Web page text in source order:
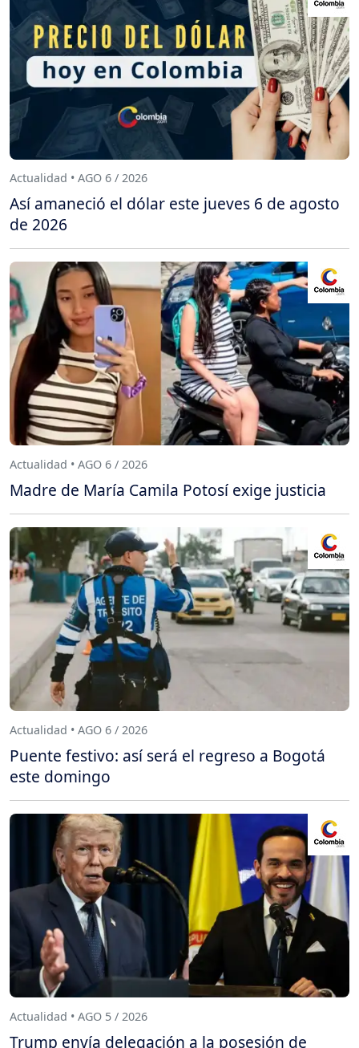
Actualidad • AGO 6 / 2026
Así amaneció el dólar este jueves 6 de agosto
de 2026
Actualidad • AGO 6 / 2026
Madre de María Camila Potosí exige justicia
Actualidad • AGO 6 / 2026
Puente festivo: así será el regreso a Bogotá
este domingo
Actualidad • AGO 5 / 2026
Trump envía delegación a la posesión de